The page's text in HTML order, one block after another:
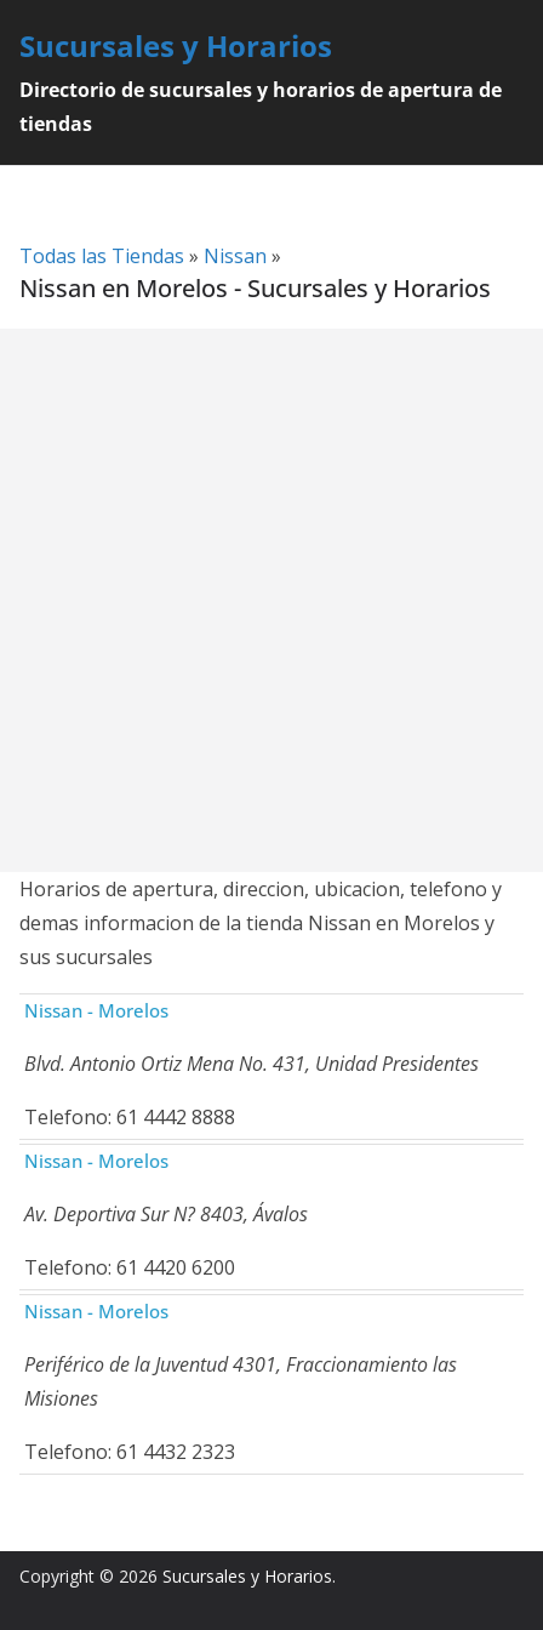
content
Sucursales y Horarios
Directorio de sucursales y horarios de apertura de
tiendas
Todas las Tiendas » Nissan »
Nissan en Morelos - Sucursales y Horarios
Horarios de apertura, direccion, ubicacion, telefono y
demas informacion de la tienda Nissan en Morelos y
sus sucursales
Nissan - Morelos
Blvd. Antonio Ortiz Mena No. 431, Unidad Presidentes
Telefono: 61 4442 8888
Nissan - Morelos
Av. Deportiva Sur N? 8403, Ávalos
Telefono: 61 4420 6200
Nissan - Morelos
Periférico de la Juventud 4301, Fraccionamiento las
Misiones
Telefono: 61 4432 2323
Copyright © 2026 Sucursales y Horarios.